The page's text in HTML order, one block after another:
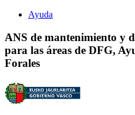
Ayuda
ANS de mantenimiento y
para las áreas de DFG,
Forales